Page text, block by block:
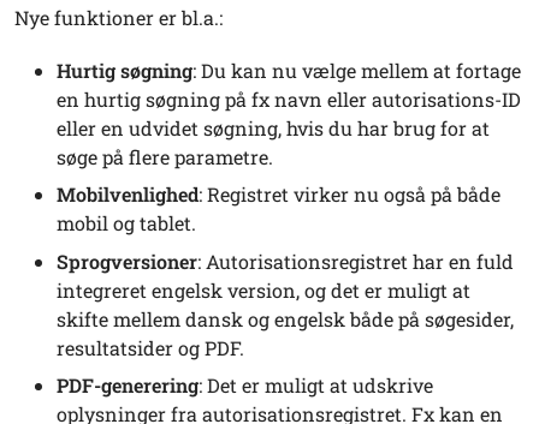
Nye funktioner er bl.a.:
Hurtig søgning: Du kan nu vælge mellem at fortage
en hurtig søgning på fx navn eller autorisations-ID
eller en udvidet søgning, hvis du har brug for at
søge på flere parametre.
Mobilvenlighed: Registret virker nu også på både
mobil og tablet.
Sprogversioner: Autorisationsregistret har en fuld
integreret engelsk version, og det er muligt at
skifte mellem dansk og engelsk både på søgesider,
resultatsider og PDF.
PDF-generering: Det er muligt at udskrive
oplysninger fra autorisationsregistret. Fx kan en